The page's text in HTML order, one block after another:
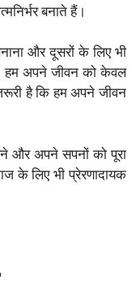
बनाते हैं।
और दूसरों के लिए भी
हम अपने जीवन को केवल
है कि हम अपने जीवन
और अपने सपनों को पूरा
के लिए भी प्रेरणादायक